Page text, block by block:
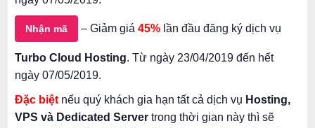
Nhận mã – Giảm giá 45% lần đầu đăng ký dịch vụ
Turbo Cloud Hosting. Từ ngày 23/04/2019 đến hết
ngày 07/05/2019.
Đặc biệt nếu quý khách gia hạn tất cả dịch vụ Hosting,
VPS và Dedicated Server trong thời gian này thì sẽ